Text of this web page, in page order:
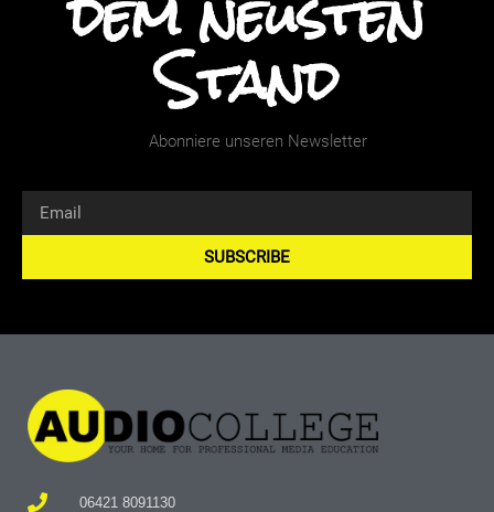
Stand
Abonniere unseren Newsletter
SUBSCRIBE
06421 8091130